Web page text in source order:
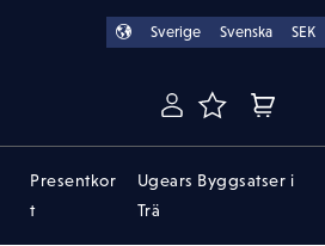
Sverige Svenska SEK
FAVORITER
Presentkor
t
Ugears Byggsatser i
Trä